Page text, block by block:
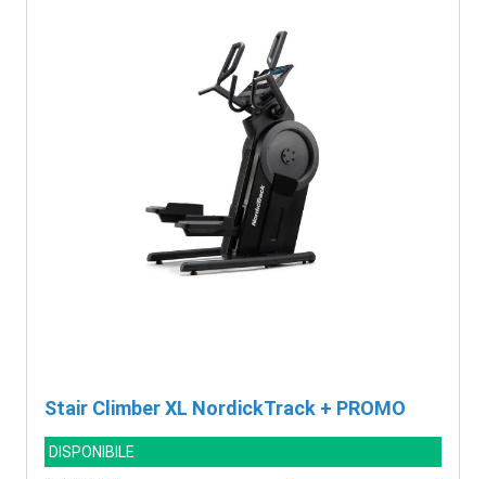
Stair Climber XL NordickTrack + PROMO
DISPONIBILE